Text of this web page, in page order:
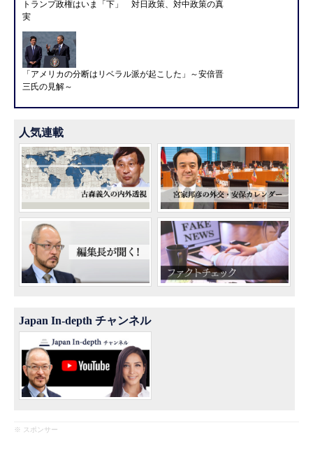
トランプ政権はいま「下」 対日政策、対中政策の真
実
「アメリカの分断はリベラル派が起こした」～安倍晋
三氏の見解～
人気連載
Japan In-depth チャンネル
※ スポンサー